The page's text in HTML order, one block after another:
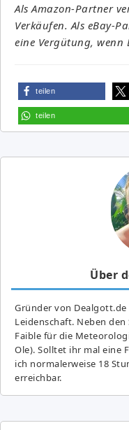
Als Amazon-Partner
Verkäufen. Als eBay-
eine Vergütung, wenn
teilen
teilen
Über
Gründer von
Leidenschaft. Neben
Fai­ble für die
Ole). Solltet ihr mal eine
ich normalerweise 18
erreichbar.